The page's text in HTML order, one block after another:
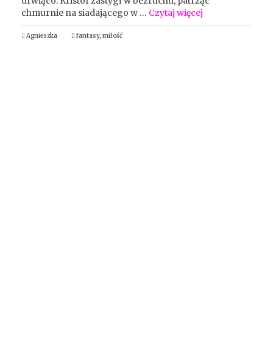
chmurnie na siadającego w … Czytaj więcej
Agnieszka fantasy, miłość